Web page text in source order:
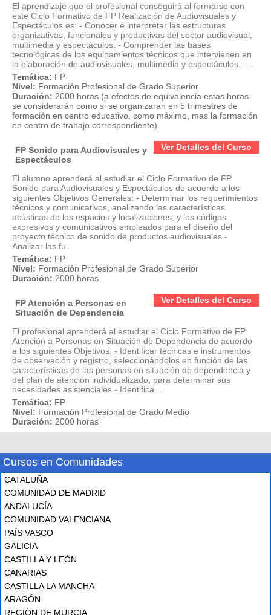
El aprendizaje que el profesional conseguirá al formarse con
este Ciclo Formativo de FP Realización de Audiovisuales y
Espectáculos es: - Conocer e interpretar las estructuras
organizativas, funcionales y productivas del sector audiovisual,
multimedia y espectáculos. - Comprender las bases
tecnológicas de los equipamientos técnicos que intervienen en
la elaboración de audiovisuales, multimedia y espectáculos. -...
Temática: FP
Nivel: Formación Profesional de Grado Superior
Duración: 2000 horas (a efectos de equivalencia estas horas
se considerarán como si se organizaran en 5 trimestres de
formación en centro educativo, como máximo, mas la formación
en centro de trabajo correspondiente).
Ver Detalles del Curso
FP Sonido para Audiovisuales y
Espectáculos
El alumno aprenderá al estudiar el Ciclo Formativo de FP
Sonido para Audiovisuales y Espectáculos de acuerdo a los
siguientes Objetivos Generales: - Determinar los requerimientos
técnicos y comunicativos, analizando las características
acústicas de los espacios y localizaciones, y los códigos
expresivos y comunicativos empleados para el diseño del
proyecto técnico de sonido de productos audiovisuales -
Analizar las fu...
Temática: FP
Nivel: Formación Profesional de Grado Superior
Duración: 2000 horas
Ver Detalles del Curso
FP Atención a Personas en
Situación de Dependencia
El profesional aprenderá al estudiar el Ciclo Formativo de FP
Atención a Personas en Situación de Dependencia de acuerdo
a los siguientes Objetivos: - Identificar técnicas e instrumentos
de observación y registro, seleccionándolos en función de las
características de las personas en situación de dependencia y
del plan de atención individualizado, para determinar sus
necesidades asistenciales - Identifica...
Temática: FP
Nivel: Formación Profesional de Grado Medio
Duración: 2000 horas
Cursos en Comunidades
CATALUÑA
COMUNIDAD DE MADRID
ANDALUCÍA
COMUNIDAD VALENCIANA
PAÍS VASCO
GALICIA
CASTILLA Y LEÓN
CANARIAS
CASTILLA LA MANCHA
ARAGÓN
REGIÓN DE MURCIA